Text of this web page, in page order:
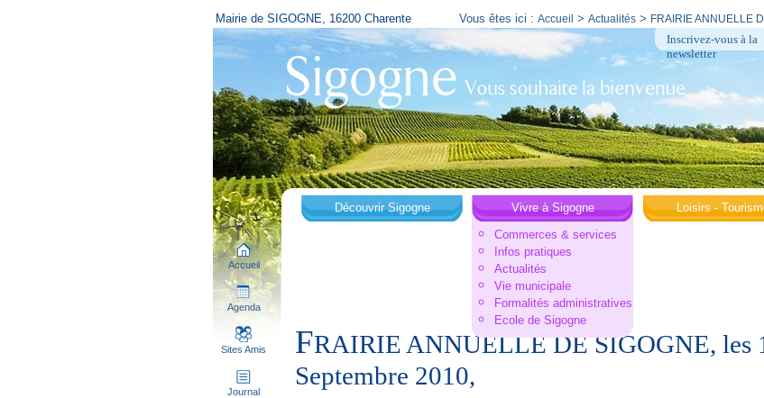
Mairie de SIGOGNE, 16200 Charente Vous êtes ici : Accueil > Actualités > FRAIRIE ANNUELLE
Inscrivez-vous à la
newsletter
Accueil
Agenda
Sites Amis
Journal
Découvrir Sigogne
Vivre à Sigogne
Commerces & services
Infos pratiques
Actualités
Vie municipale
Formalités administratives
Ecole de Sigogne
Loisirs -
FRAIRIE ANNUELLE DE SIGOGNE, les
Septembre 2010,